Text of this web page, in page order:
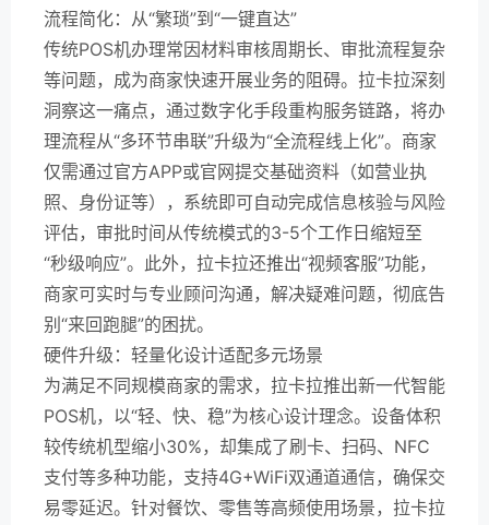
流程简化：从“繁琐”到“一键直达”
传统POS机办理常因材料审核周期长、审批流程复杂
等问题，成为商家快速开展业务的阻碍。拉卡拉深刻
洞察这一痛点，通过数字化手段重构服务链路，将办
理流程从“多环节串联”升级为“全流程线上化”。商家
仅需通过官方APP或官网提交基础资料（如营业执
照、身份证等），系统即可自动完成信息核验与风险
评估，审批时间从传统模式的3-5个工作日缩短至
“秒级响应”。此外，拉卡拉还推出“视频客服”功能，
商家可实时与专业顾问沟通，解决疑难问题，彻底告
别“来回跑腿”的困扰。
硬件升级：轻量化设计适配多元场景
为满足不同规模商家的需求，拉卡拉推出新一代智能
POS机，以“轻、快、稳”为核心设计理念。设备体积
较传统机型缩小30%，却集成了刷卡、扫码、NFC
支付等多种功能，支持4G+WiFi双通道通信，确保交
易零延迟。针对餐饮、零售等高频使用场景，拉卡拉